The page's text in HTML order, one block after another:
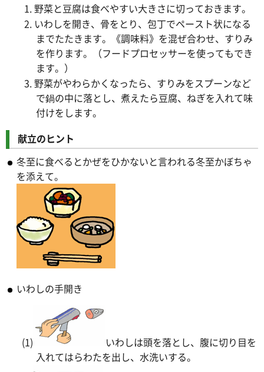
1. 野菜と豆腐は食べやすい大きさに切っておきます。
2. いわしを開き、骨をとり、包丁でペースト状になる
までたたきます。《調味料》を混ぜ合わせ、すりみ
を作ります。（フードプロセッサーを使ってもでき
ます。）
3. 野菜がやわらかくなったら、すりみをスプーンなど
で鍋の中に落とし、煮えたら豆腐、ねぎを入れて味
付けをします。
献立のヒント
冬至に食べるとかぜをひかないと言われる冬至かぼちゃ
を添えて。
いわしの手開き
(1)
いわしは頭を落とし、腹に切り目を
入れてはらわたを出し、水洗いする。